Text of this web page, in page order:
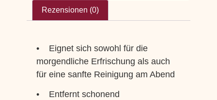
Rezensionen (0)
• Eignet sich sowohl für die
morgendliche Erfrischung als auch
für eine sanfte Reinigung am Abend
• Entfernt schonend